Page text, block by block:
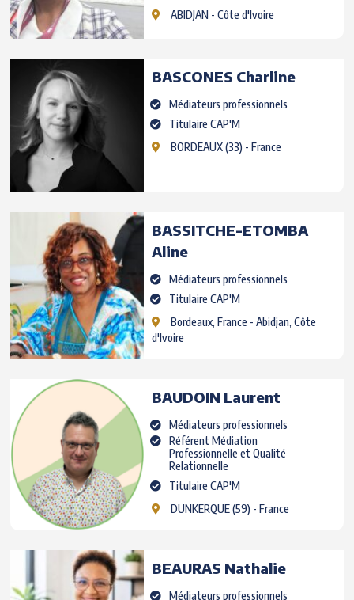
ABIDJAN - Côte d'Ivoire
BASCONES Charline
Médiateurs professionnels
Titulaire CAP'M
BORDEAUX(33) - France
BASSITCHE-ETOMBA
Aline
Médiateurs professionnels
Titulaire CAP'M
Bordeaux, France - Abidjan, Côte
d'Ivoire
BAUDOIN Laurent
Médiateurs professionnels
Référent Médiation
Professionnelle et Qualité
Relationnelle
Titulaire CAP'M
DUNKERQUE(59) - France
BEAURAS Nathalie
Médiateurs professionnels